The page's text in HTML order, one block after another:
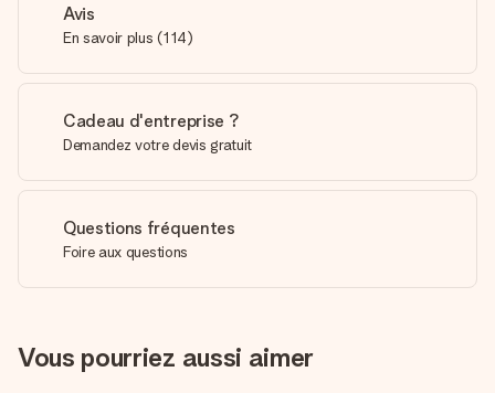
Avis
En savoir plus (114)
Cadeau d'entreprise ?
Demandez votre devis gratuit
Questions fréquentes
Foire aux questions
Vous pourriez aussi aimer